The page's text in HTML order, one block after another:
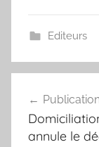
Editeurs
de
l’article
annule le